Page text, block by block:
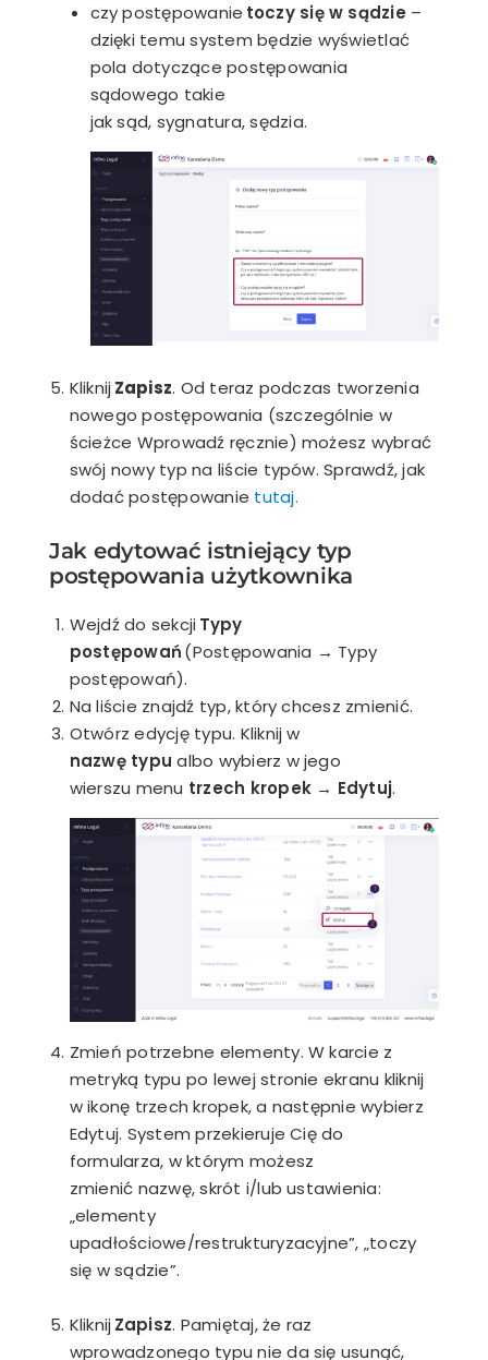
czy postępowanie toczy się w sądzie –
dzięki temu system będzie wyświetlać
pola dotyczące postępowania
sądowego takie
jak sąd, sygnatura, sędzia.
Kliknij Zapisz. Od teraz podczas tworzenia
nowego postępowania (szczególnie w
ścieżce Wprowadź ręcznie) możesz wybrać
swój nowy typ na liście typów. Sprawdź, jak
dodać postępowanie tutaj.
Jak edytować istniejący typ
postępowania użytkownika
Wejdź do sekcji Typy
postępowań(Postępowania → Typy
postępowań).
Na liście znajdź typ, który chcesz zmienić.
Otwórz edycję typu. Kliknij w
nazwę typu albo wybierz w jego
wierszu menu trzech kropek → Edytuj.
Zmień potrzebne elementy. W karcie z
metryką typu po lewej stronie ekranu kliknij
w ikonę trzech kropek, a następnie wybierz
Edytuj. System przekieruje Cię do
formularza, w którym możesz
zmienić nazwę, skrót i/lub ustawienia:
„elementy
upadłościowe/restrukturyzacyjne”, „toczy
się w sądzie”.
Kliknij Zapisz. Pamiętaj, że raz
wprowadzonego typu nie da się usunąć,